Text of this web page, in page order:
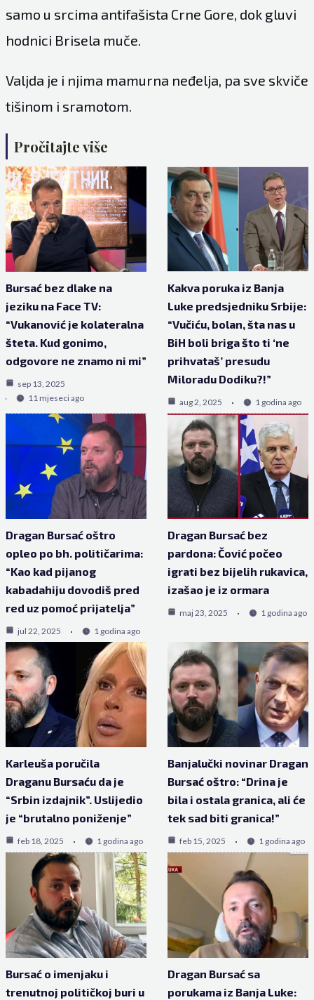
samo u srcima antifašista Crne Gore, dok gluvi
hodnici Brisela muče.
Valjda je i njima mamurna neđelja, pa sve skviče
tišinom i sramotom.
Pročitajte više
Bursać bez dlake na
jeziku na Face TV:
“Vukanović je kolateralna
šteta. Kud gonimo,
odgovore ne znamo ni mi”
sep 13, 2025
11 mjeseci ago
Kakva poruka iz Banja
Luke predsjedniku Srbije:
“Vučiću, bolan, šta nas u
BiH boli briga što ti ‘ne
prihvataš’ presudu
Miloradu Dodiku?!”
aug 2, 2025 1 godina ago
Dragan Bursać oštro
opleo po bh. političarima:
“Kao kad pijanog
kabadahiju dovodiš pred
red uz pomoć prijatelja”
jul 22, 2025 1 godina ago
Dragan Bursać bez
pardona: Čović počeo
igrati bez bijelih rukavica,
izašao je iz ormara
maj 23, 2025 1 godina ago
Karleuša poručila
Draganu Bursaću da je
“Srbin izdajnik”. Uslijedio
je “brutalno poniženje”
feb 18, 2025 1 godina ago
Banjalučki novinar Dragan
Bursać oštro: “Drina je
bila i ostala granica, ali će
tek sad biti granica!”
feb 15, 2025 1 godina ago
Bursać o imenjaku i
trenutnoj političkoj buri u
Dragan Bursać sa
porukama iz Banja Luke: